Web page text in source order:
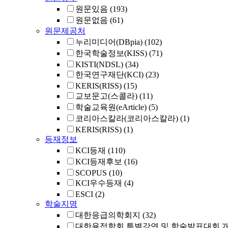
원문있음 (193)
원문없음 (61)
원문제공처
누리미디어(DBpia) (102)
한국학술정보(KISS) (71)
KISTI(NDSL) (34)
한국연구재단(KCI) (23)
KERIS(RISS) (15)
교보문고(스콜라) (11)
학술교육원(eArticle) (5)
코리아스칼라(코리아스칼라) (1)
KERIS(RISS) (1)
등재정보
KCI등재 (110)
KCI등재후보 (16)
SCOPUS (10)
KCI우수등재 (4)
ESCI (2)
학술지명
대한응급의학회지 (32)
대한용접학회 특별강연 및 학술발표대회